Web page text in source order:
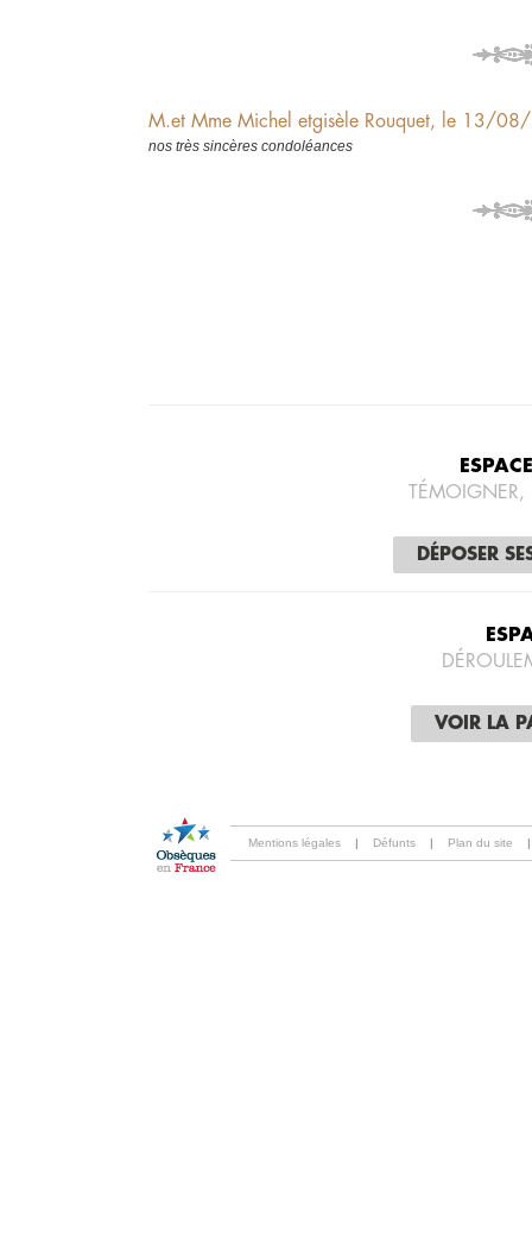
M.et Mme Michel etgisèle Rouquet, le 13/
nos très sincères condoléances
DÉPOSER
VOIR LA
Mentions légales | Défunts | Plan du site |